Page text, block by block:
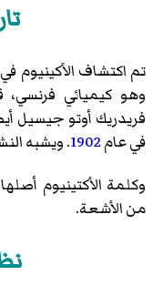
تم اكتشاف الأكينيوم
وهو كيميائي
فريدريك أوتو جيسيل
في عام1902. ويشبه
وكلمة الأكتينيوم
من الأشعة.